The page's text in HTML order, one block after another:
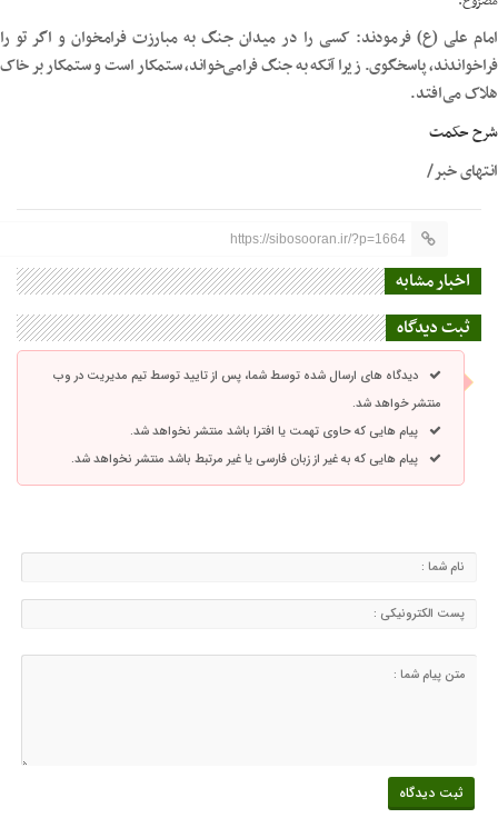
امام علی (ع) فرمودند: کسی را در میدان جنگ به مبارزت فرامخوان و اگر تو را
فراخواندند، پاسخگوی. زیرا آنکه به جنگ فرامی‌خواند، ستمکار است و ستمکار بر خاک
هلاک می‌افتد.
شرح حکمت
انتهای خبر/
https://sibosooran.ir/?p=1664
اخبار مشابه
ثبت دیدگاه
دیدگاه های ارسال شده توسط شما، پس از تایید توسط تیم مدیریت در وب
منتشر خواهد شد.
پیام هایی که حاوی تهمت یا افترا باشد منتشر نخواهد شد.
پیام هایی که به غیر از زبان فارسی یا غیر مرتبط باشد منتشر نخواهد شد.